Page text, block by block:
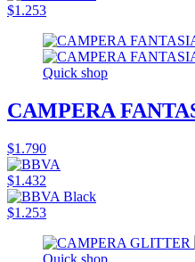
$1.253
Quick shop
CAMPERA
$1.790
$1.432
$1.253
Quick shop